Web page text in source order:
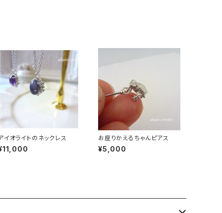
イオライトのネックレス お座りかえるちゃんピアス
¥5,000